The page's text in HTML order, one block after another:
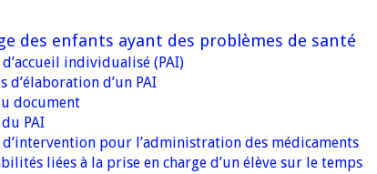
des enfants ayant des problèmes de santé
individualisé (PAI)
d’élaboration d’un PAI
document
PAI
d’intervention pour l’administration des médicaments
liées à la prise en charge d’un élève sur le temps